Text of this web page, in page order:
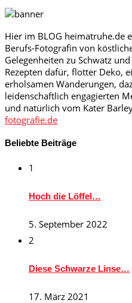
Hier im BLOG heimatruhe.de
Berufs-Fotografin von
Gelegenheiten zu Schwatz
Rezepten dafür, flotter Deko,
erholsamen Wanderungen,
leidenschaftlich engagierten
und natürlich vom Kater
fotografie.de
Beliebte Beiträge
1
Hoch die Löffel…
5. September 2022
2
Diese Schwarze Linse…
17. März 2021